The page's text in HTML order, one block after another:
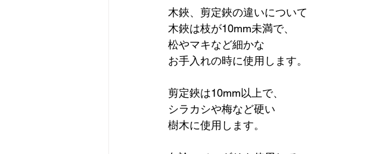
木鋏、剪定鋏の違いについて
木鋏は枝が10mm未満で、
松やマキなど細かな
お手入れの時に使用します。
剪定鋏は10mm以上で、
シラカシや梅など硬い
樹木に使用します。